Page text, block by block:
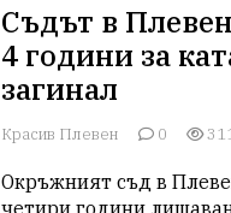
Съдът в
4 години за
загинал
Красив Плевен 0
Окръжният съд в
четири години